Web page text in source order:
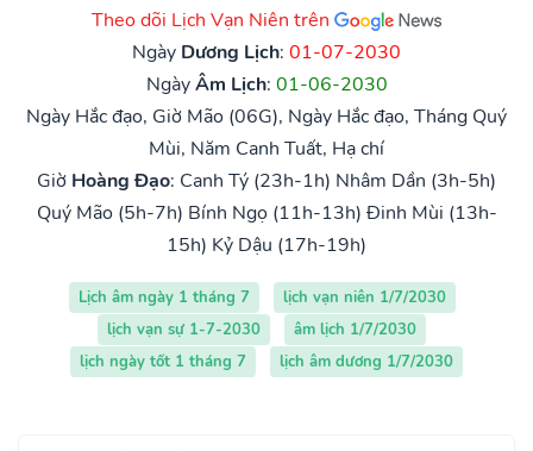
Theo dõi Lịch Vạn Niên trên
Ngày Dương Lịch: 01-07-2030
NgàyÂm Lịch: 01-06-2030
Ngày Hắc đạo, Giờ Mão (06G), Ngày Hắc đạo, Tháng Quý
Mùi, Năm Canh Tuất, Hạ chí
Giờ Hoàng Đạo: Canh Tý (23h-1h) Nhâm Dần (3h-5h)
Quý Mão (5h-7h) Bính Ngọ (11h-13h) Đinh Mùi (13h-
15h) Kỷ Dậu (17h-19h)
Lịch âm ngày 1 tháng 7
lịch vạn niên 1/7/2030
lịch vạn sự 1-7-2030
âm lịch 1/7/2030
lịch ngày tốt 1 tháng 7
lịch âm dương 1/7/2030